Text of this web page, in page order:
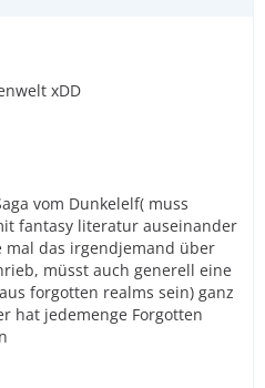
xDD
vom Dunkelelf( muss
fantasy literatur auseinander
mal das irgendjemand über
müsst auch generell eine
forgotten realms sein) ganz
hat jedemenge Forgotten